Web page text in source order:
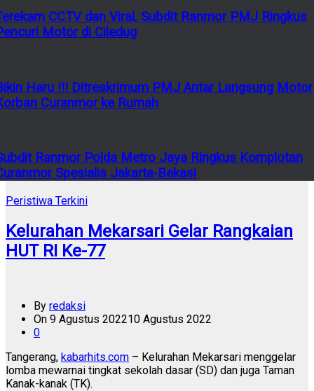
CCTV dan Viral, Subdit Ranmor PMJ Ringkus
Motor di Ciledug
Haru !!! Ditreskrimum PMJ Antar Langsung Motor
Curanmor ke Rumah
Ranmor Polda Metro Jaya Ringkus Komplotan
Spesialis Jakarta-Bekasi
Peristiwa Terkini
Kelurahan Mekarsari Gelar Rangkaian
HUT RI Ke-77
By redaksi
On 9 Agustus 202210 Agustus 2022
0
Tangerang, kabarhits.com – Kelurahan Mekarsari menggelar
lomba mewarnai tingkat sekolah dasar (SD) dan juga Taman
Kanak-kanak (TK).